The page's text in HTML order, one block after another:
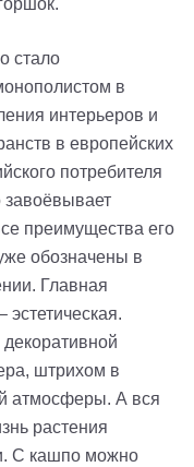
стало
в
интерьеров и
в европейских
потребителя
преимущества его
обозначены в
Главная
штрихом в
атмосферы. А вся
растения
С кашпо можно